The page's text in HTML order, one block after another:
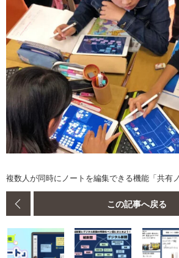
複数人が同時にノートを編集できる機能「共有ノ
この記事へ戻る